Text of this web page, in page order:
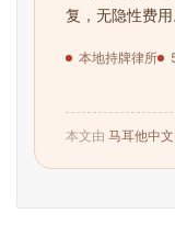
复，无隐性费用
本地持牌律所
本文由 马耳他中文